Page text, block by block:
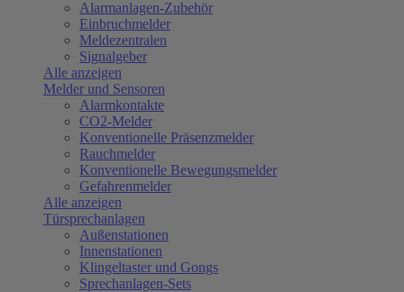
Alarmanlagen-Zubehör
Einbruchmelder
Meldezentralen
Signalgeber
Alle anzeigen
Melder und Sensoren
Alarmkontakte
CO2-Melder
Konventionelle Präsenzmelder
Rauchmelder
Konventionelle Bewegungsmelder
Gefahrenmelder
Alle anzeigen
Türsprechanlagen
Außenstationen
Innenstationen
Klingeltaster und Gongs
Sprechanlagen-Sets